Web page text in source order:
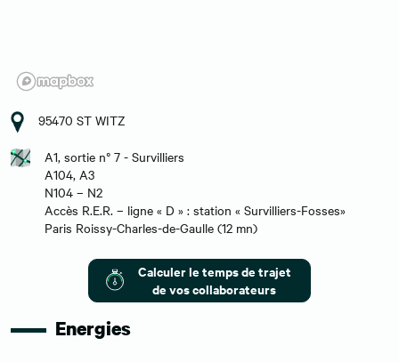
95470 ST WITZ
A1, sortie n° 7 - Survilliers
A104, A3
N104 – N2
Accès R.E.R. – ligne « D » : station « Survilliers-Fosses»
Paris Roissy-Charles-de-Gaulle (12 mn)
Calculer le temps de trajet
de vos collaborateurs
Energies